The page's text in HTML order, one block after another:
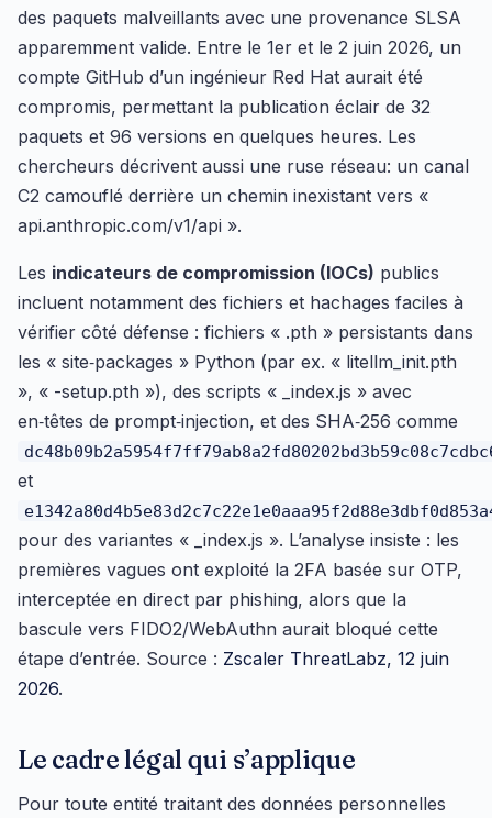
des paquets malveillants avec une provenance SLSA
apparemment valide. Entre le 1er et le 2 juin 2026, un
compte GitHub d’un ingénieur Red Hat aurait été
compromis, permettant la publication éclair de 32
paquets et 96 versions en quelques heures. Les
chercheurs décrivent aussi une ruse réseau: un canal
C2 camouflé derrière un chemin inexistant vers «
api.anthropic.com/v1/api ».
Les indicateurs de compromission (IOCs) publics
incluent notamment des fichiers et hachages faciles à
vérifier côté défense : fichiers « .pth » persistants dans
les « site‑packages » Python (par ex. « litellm_init.pth
», « -setup.pth »), des scripts « _index.js » avec
en‑têtes de prompt‑injection, et des SHA‑256 comme
et
pour des variantes « _index.js ». L’analyse insiste : les
premières vagues ont exploité la 2FA basée sur OTP,
interceptée en direct par phishing, alors que la
bascule vers FIDO2/WebAuthn aurait bloqué cette
étape d’entrée. Source : Zscaler ThreatLabz, 12 juin
2026.
Le cadre légal qui s’applique
Pour toute entité traitant des données personnelles